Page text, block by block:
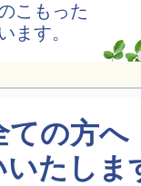
こもった
ます。
ての方へ
たしま